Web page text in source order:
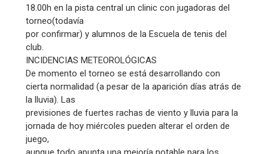
18.00h en la pista central un clinic con jugadoras del
torneo(todavía
por confirmar) y alumnos de la Escuela de tenis del
club.
INCIDENCIAS METEOROLÓGICAS
De momento el torneo se está desarrollando con
cierta normalidad (a pesar de la aparición días atrás de
la lluvia). Las
previsiones de fuertes rachas de viento y lluvia para la
jornada de hoy miércoles pueden alterar el orden de
juego,